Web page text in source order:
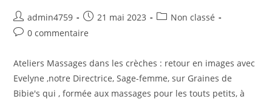
admin4759 21 mai 2023
Non classé
0 commentaire
Ateliers Massages dans les crèches : retour en images avec
Evelyne ,notre Directrice, Sage-femme, sur Graines de
Bibie's qui , formée aux massages pour les touts petits, à